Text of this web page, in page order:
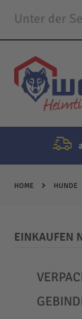
Unter der
Direkt
zum
Inhalt
HOME HUNDE
EINKAUFEN